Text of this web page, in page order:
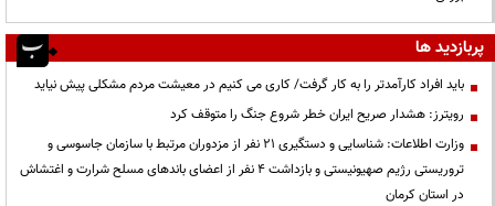
پربازدید ها
باید افراد کارآمدتر را به کار گرفت/ کاری می کنیم در معیشت مردم مشکلی پیش نیاید
رویترز: هشدار صریح ایران خطر شروع جنگ را متوقف کرد
وزارت اطلاعات: شناسایی و دستگیری ۲۱ نفر از مزدوران مرتبط با سازمان جاسوسی و
تروریستی رژیم صهیونیستی و بازداشت ۴ نفر از اعضای باندهای مسلح شرارت و اغتشاش
در استان کرمان